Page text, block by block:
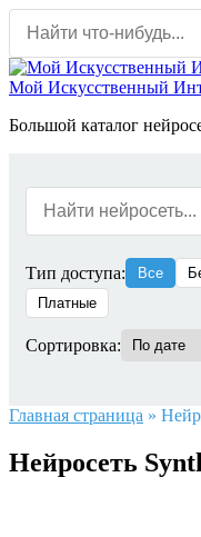
Перейти
содержанию
Мой Искусственный
Большой каталог
Тип доступа: Все
Платные
Сортировка:
Главная страница »
Нейросеть